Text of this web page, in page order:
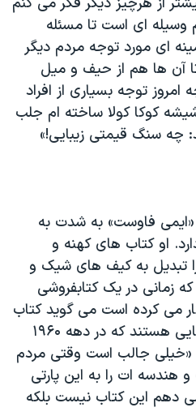
ای است تا مسئله
ای مورد توجه مردم دیگر
تا آن ها هم از حیف و میل
توجه بسیاری از افراد
کوکا کولا ساخته ام جلب
سنگ قیمتی زیبایی!»
فاوست» به شدت به
او کتاب های کهنه و
تبدیل به کیف های شیک و
زمانی در یک کتابفروشی
می کرده است می گوید کتاب
های مورد علاقه او کتاب هایی هستند که در دهه ۱۹۶۰
«خیلی جالب است وقتی مردم
ات را به این پارتی
دهم این کتاب نیست بلکه